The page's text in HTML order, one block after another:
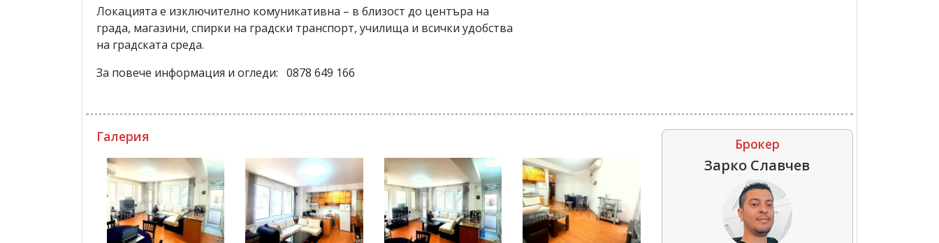
Локацията е изключително комуникативна – в близост до центъра на
града, магазини, спирки на градски транспорт, училища и всички удобства
на градската среда.
За повече информация и огледи: 0878 649 166
Галерия Брокер
Зарко Славчев